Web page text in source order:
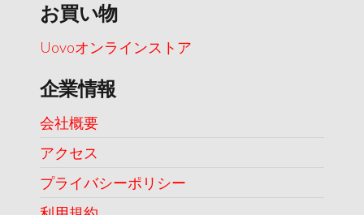
お買い物
Uovoオンラインストア
企業情報
会社概要
アクセス
プライバシーポリシー